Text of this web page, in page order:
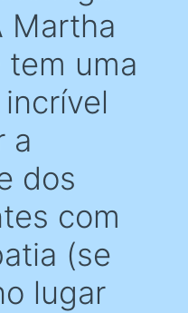
Martha
tem uma
a
dos
com
(se
lugar